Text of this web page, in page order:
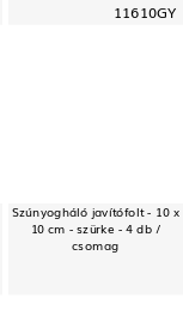
11610GY
Szúnyogháló javítófolt - 10 x
10 cm - szürke - 4 db /
csomag